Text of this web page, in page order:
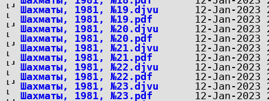
Шахматы, 1981, №19.djvu
Шахматы, 1981, №19.pdf
Шахматы, 1981, №20.djvu
Шахматы, 1981, №20.pdf
Шахматы, 1981, №21.djvu
Шахматы, 1981, №21.pdf
Шахматы, 1981, №22.djvu
Шахматы, 1981, №22.pdf
Шахматы, 1981, №23.djvu
Шахматы, 1981, №23.pdf